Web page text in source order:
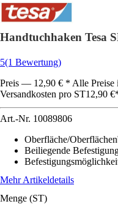
Handtuchhaken Tesa
5(1 Bewertung)
Preis — 12,90 € * Alle Preise
Versandkosten pro ST12,90 €
Art.-Nr. 10089806
Oberfläche/
Beiliegende
Mehr Artikeldetails
Menge (ST)